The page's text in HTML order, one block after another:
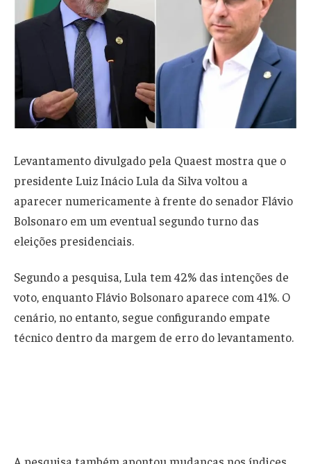
Levantamento divulgado pela Quaest mostra que o
presidente Luiz Inácio Lula da Silva voltou a
aparecer numericamente à frente do senador Flávio
Bolsonaro em um eventual segundo turno das
eleições presidenciais.
Segundo a pesquisa, Lula tem 42% das intenções de
voto, enquanto Flávio Bolsonaro aparece com 41%. O
cenário, no entanto, segue configurando empate
técnico dentro da margem de erro do levantamento.